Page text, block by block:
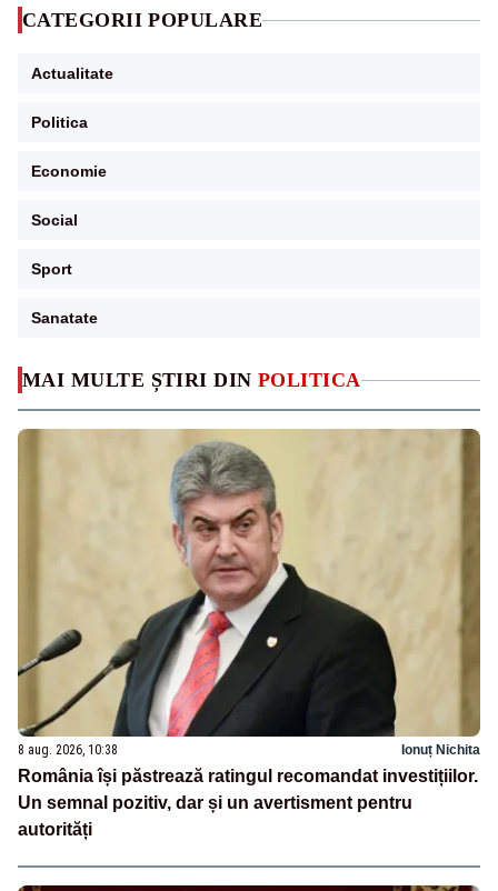
MAI MULTE ȘTIRI DIN POLITICA
8 aug. 2026, 10:38 Ionuț Nichita
România își păstrează ratingul recomandat investițiilor.
Un semnal pozitiv, dar și un avertisment pentru
autorități
CATEGORII POPULARE
Actualitate
Politica
Economie
Social
Sport
Sanatate